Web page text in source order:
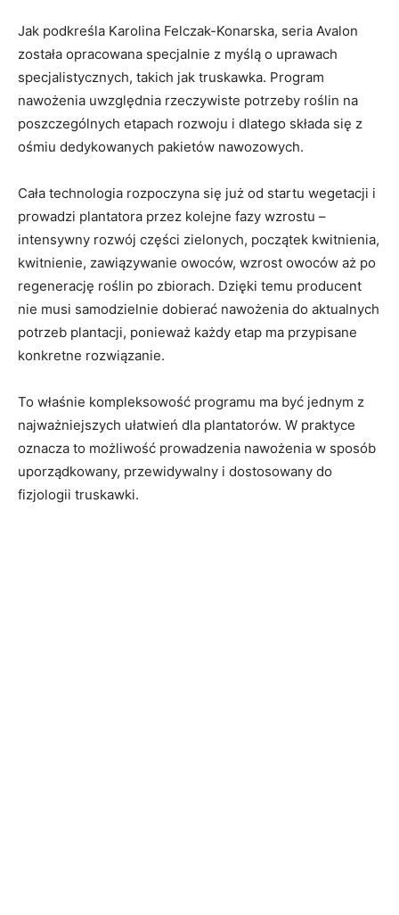
Jak podkreśla Karolina Felczak-Konarska, seria Avalon
została opracowana specjalnie z myślą o uprawach
specjalistycznych, takich jak truskawka. Program
nawożenia uwzględnia rzeczywiste potrzeby roślin na
poszczególnych etapach rozwoju i dlatego składa się z
ośmiu dedykowanych pakietów nawozowych.
Cała technologia rozpoczyna się już od startu wegetacji i
prowadzi plantatora przez kolejne fazy wzrostu –
intensywny rozwój części zielonych, początek kwitnienia,
kwitnienie, zawiązywanie owoców, wzrost owoców aż po
regenerację roślin po zbiorach. Dzięki temu producent
nie musi samodzielnie dobierać nawożenia do aktualnych
potrzeb plantacji, ponieważ każdy etap ma przypisane
konkretne rozwiązanie.
To właśnie kompleksowość programu ma być jednym z
najważniejszych ułatwień dla plantatorów. W praktyce
oznacza to możliwość prowadzenia nawożenia w sposób
uporządkowany, przewidywalny i dostosowany do
fizjologii truskawki.